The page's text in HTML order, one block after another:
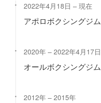
2022年4月18日 現在
アポロボクシングジム
2020年 2022年4月17日
オールボクシングジム
2012年 2015年